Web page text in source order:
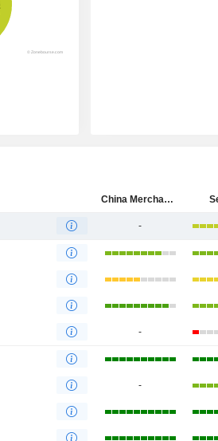
China Merchants Bank Co., Ltd.
-
-
-